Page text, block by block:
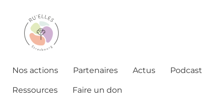
Nos actions Partenaires Actus Podcast
Ressources Faire un don